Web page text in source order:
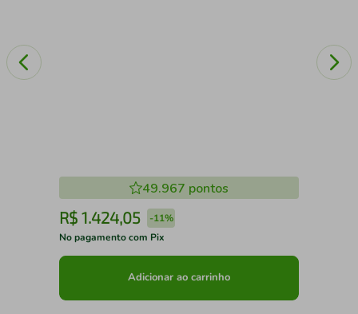
49.967 pontos
R$ 1.424,05 -11%
No pagamento com Pix
Adicionar ao carrinho